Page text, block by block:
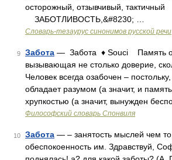
осторожный, отзывчивый, тактичный
ЗАБОТЛИВОСТЬ,&#8230; …
Словарь-тезаурус синонимов русской речи
9 Забота — Забота ♦ Souci Память о
вызывающая не столько доверие,
Человек всегда озабочен –
обладает разумом (а значит, и
хрупкостью (а значит, вынужден
Философский словарь Спонвиля
10 Забота — – занятость мыслей чем
обеспокоенность им. Здравствуй,